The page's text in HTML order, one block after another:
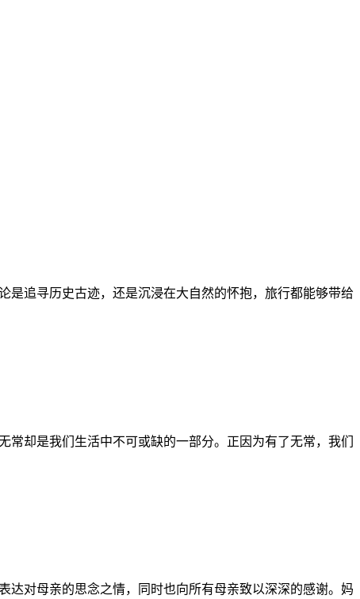
是追寻历史古迹，还是沉浸在大自然的怀抱，旅行都能够带给
却是我们生活中不可或缺的一部分。正因为有了无常，我们
达对母亲的思念之情，同时也向所有母亲致以深深的感谢。妈